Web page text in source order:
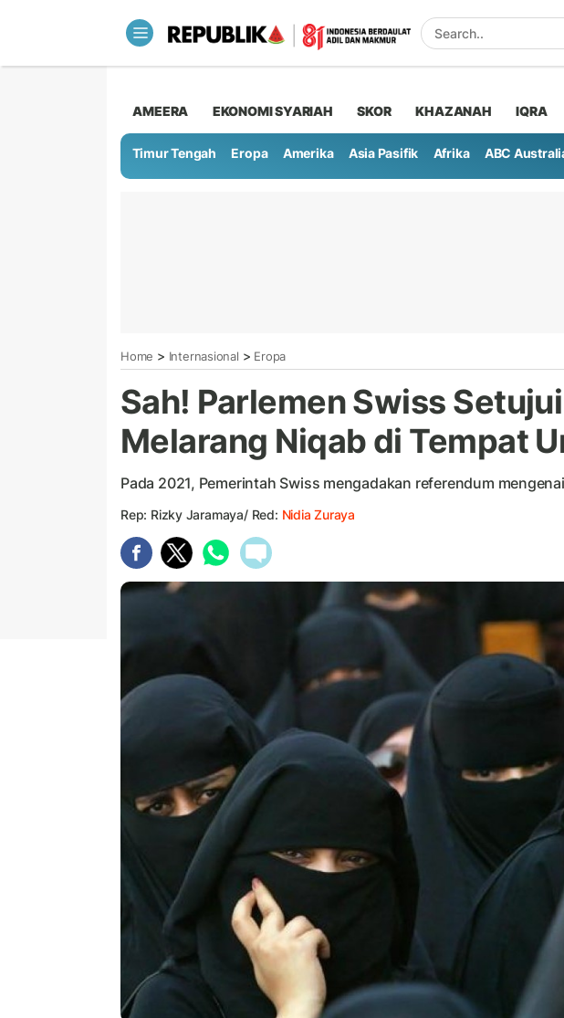
AMEERA EKONOMI SYARIAH SKOR KHAZANAH IQRA
Timur Tengah Eropa Amerika Asia Pasifik Afrika ABC
Home > Internasional > Eropa
Sah! Parlemen Swiss
Melarang Niqab di Tempat
Pada 2021, Pemerintah Swiss mengadakan referendum
Rep: Rizky Jaramaya/ Red: Nidia Zuraya